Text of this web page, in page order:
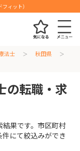
ィット）
法士
秋田県
の転職・求
果です。市区町村
にて絞込みができ